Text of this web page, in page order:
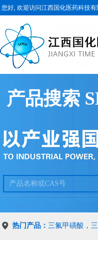
您好, 欢迎访问江西国化医药科技有
产品搜索
热门产品： 三氟甲磺酸，